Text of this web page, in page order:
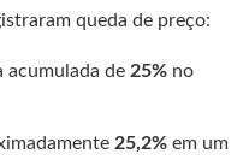
queda de preço:
acumulada de 25% no
25,2% em um